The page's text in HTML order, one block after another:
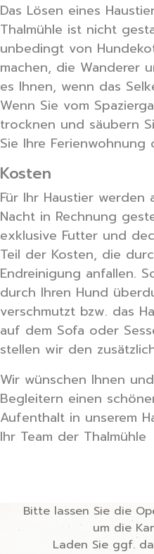
Das Lösen eines
Thalmühle ist nicht
unbedingt von
machen, die Wanderer
es Ihnen, wenn das
Wenn Sie vom
trocknen und säubern
Sie Ihre
Kosten
Für Ihr Haustier
Nacht in Rechnung
exklusive Futter und
Teil der Kosten, die
Endreinigung anfallen.
durch Ihren Hund
verschmutzt bzw. das
auf dem Sofa oder
stellen wir den
Wir wünschen Ihnen
Begleitern einen
Aufenthalt in unserem
Ihr Team der Thalmühle
Bitte lassen Sie die
um die
Laden Sie ggf.